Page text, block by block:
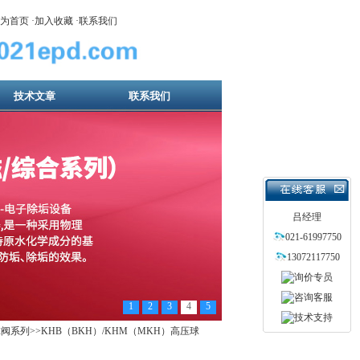
首页 ·加入收藏 ·联系我们
技术文章 联系我们
1 2 3 4 5
吕经理
021-61997750
13072117750
系列 >>KHB（BKH）/KHM（MKH）高压球